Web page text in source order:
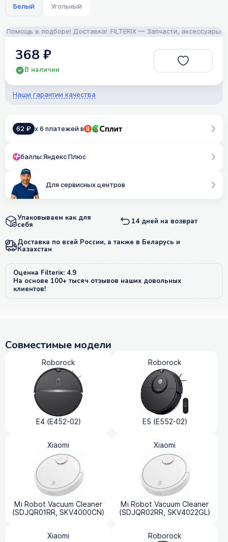
Белый Угольный
в подборе! Доставка! FILTERIX — Запчасти, аксессуары и
368 ₽
В наличии
Наши гарантии качества
62 ₽ x 6 платежей в
баллы Яндекс Плюс
Для сервисных центров
Упаковываем как для
себя 14 дней на возврат
Доставка по всей России, а также в Беларусь и
Казахстан
Оценка Filterix: 4.9
На основе 100+ тысяч отзывов наших довольных
клиентов!
Совместимые модели
Roborock
E4 (E452-02)
Roborock
E5 (E552-02)
Xiaomi
Mi Robot Vacuum Cleaner
(SDJQR01RR, SKV4000CN)
Xiaomi
Mi Robot Vacuum Cleaner
(SDJQR02RR, SKV4022GL)
Xiaomi Roborock